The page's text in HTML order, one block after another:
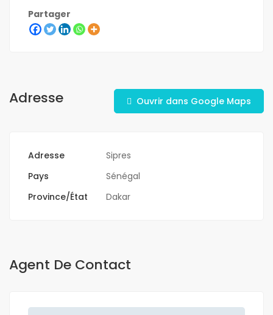
Partager
Adresse Ouvrir dans Google Maps
Adresse
Sipres
Pays
Sénégal
Province/État
Dakar
Agent De Contact